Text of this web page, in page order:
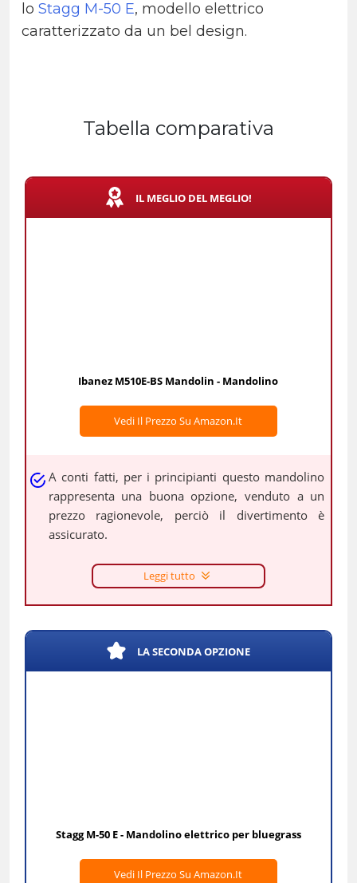
lo Stagg M-50 E, modello elettrico
caratterizzato da un bel design.
Tabella comparativa
IL MEGLIO DEL MEGLIO!
Ibanez M510E-BS Mandolin - Mandolino
Vedi Il Prezzo Su Amazon.it
A conti fatti, per i principianti questo mandolino
rappresenta una buona opzione, venduto a un
prezzo ragionevole, perciò il divertimento è
assicurato.
Leggi tutto
LA SECONDA OPZIONE
Stagg M-50 E - Mandolino elettrico per bluegrass
Vedi Il Prezzo Su Amazon.it